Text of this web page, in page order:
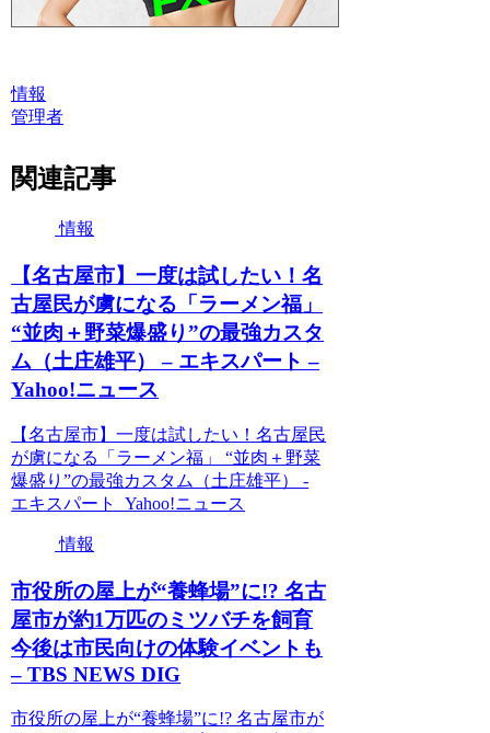
情報
管理者
関連記事
情報
【名古屋市】一度は試したい！名
古屋民が虜になる「ラーメン福」
“並肉＋野菜爆盛り”の最強カスタ
ム（土庄雄平） – エキスパート –
Yahoo!ニュース
【名古屋市】一度は試したい！名古屋民
が虜になる「ラーメン福」 “並肉＋野菜
爆盛り”の最強カスタム（土庄雄平） -
エキスパート Yahoo!ニュース
情報
市役所の屋上が“養蜂場”に!? 名古
屋市が約1万匹のミツバチを飼育
今後は市民向けの体験イベントも
– TBS NEWS DIG
市役所の屋上が“養蜂場”に!? 名古屋市が